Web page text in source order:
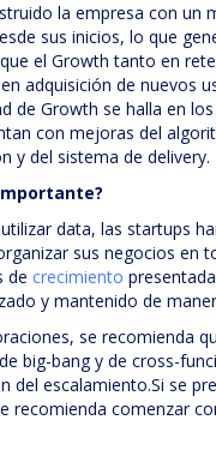
la empresa con un
sus inicios, lo que
el Growth tanto en
adquisición de nuevos
de Growth se halla en
con mejoras del
y del sistema de delivery.
data, las startups
sus negocios en
de crecimiento
y mantenido de
se recomienda
big-bang y de cross-
del escalamiento.Si se
recomienda comenzar